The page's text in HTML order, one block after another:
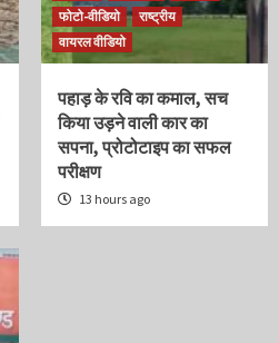
फोटो-वीडियो
राष्ट्रीय
वायरल वीडियो
पहाड़ के रवि का कमाल, सच
किया उड़ने वाली कार का
सपना, प्रोटोटाइप का सफल
परीक्षण
13 hours ago